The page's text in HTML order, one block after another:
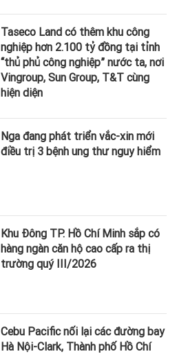
Taseco Land có thêm khu công
nghiệp hơn 2.100 tỷ đồng tại tỉnh
“thủ phủ công nghiệp” nước ta, nơi
Vingroup, Sun Group, T&T cùng
hiện diện
Nga đang phát triển vắc-xin mới
điều trị 3 bệnh ung thư nguy hiểm
Khu Đông TP. Hồ Chí Minh sắp có
hàng ngàn căn hộ cao cấp ra thị
trường quý III/2026
Cebu Pacific nối lại các đường bay
Hà Nội-Clark, Thành phố Hồ Chí